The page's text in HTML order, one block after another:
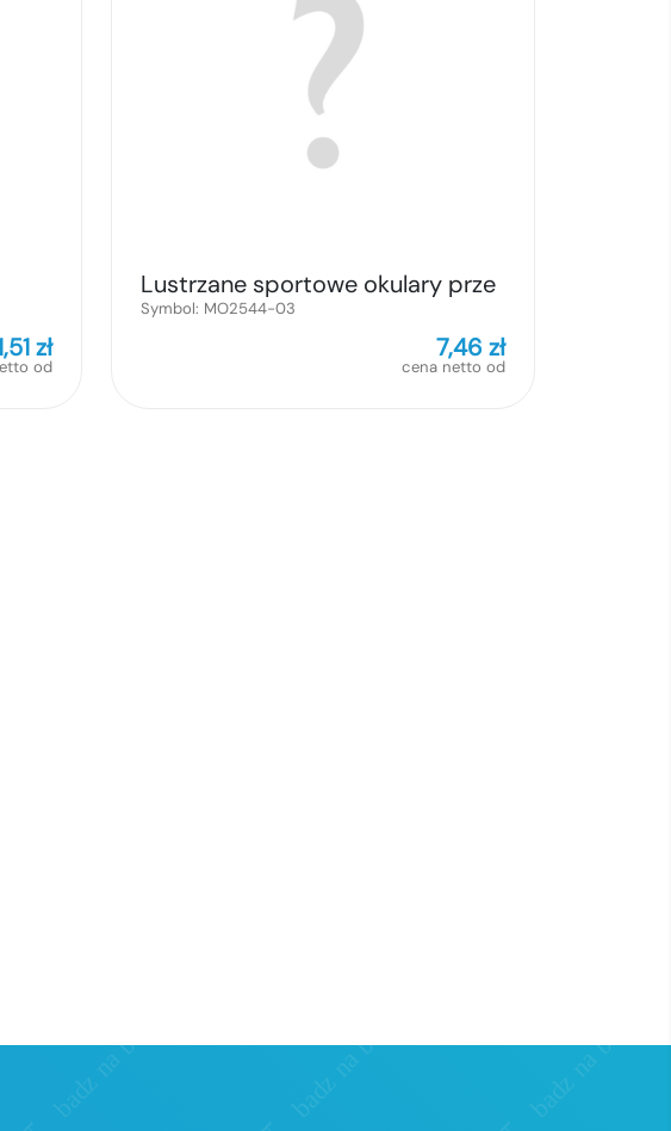
zł
od
Lustrzane sportowe okulary prze
Symbol: MO2544-03
7,46zł
cena netto od